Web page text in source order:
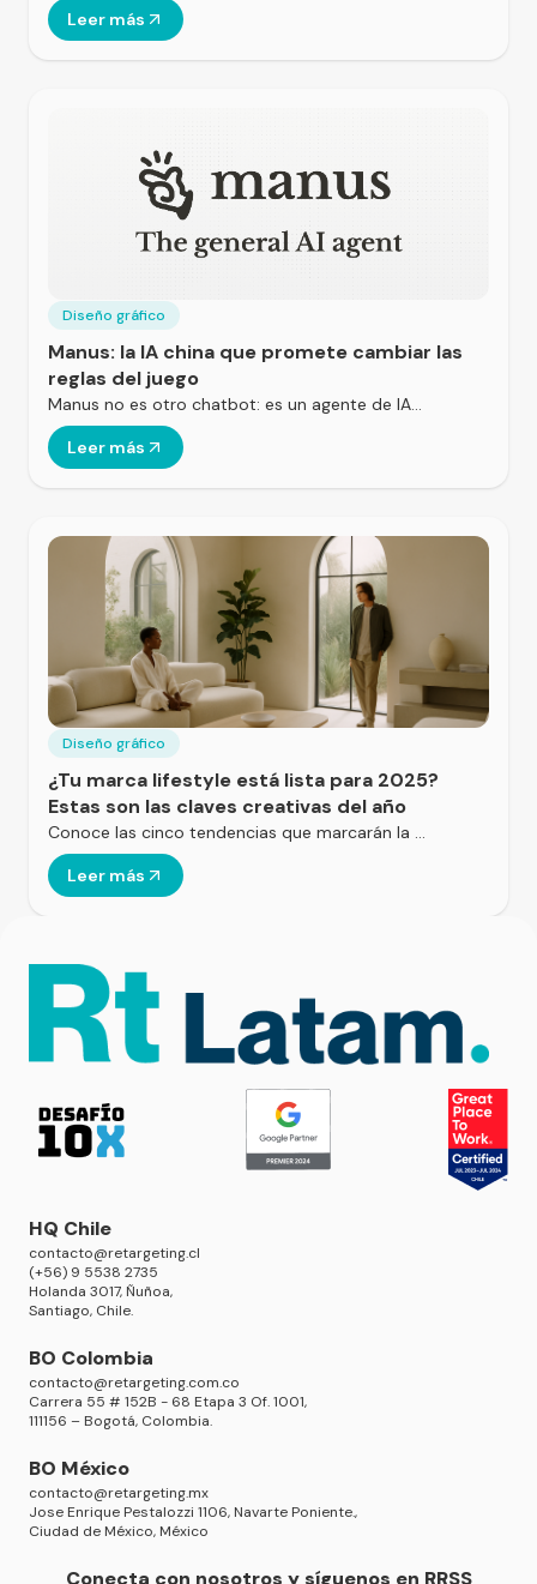
Leer más
Diseño gráfico
Manus: la IA china que promete cambiar las
reglas del juego
Manus no es otro chatbot: es un agente de IA…
Leer más
Diseño gráfico
¿Tu marca lifestyle está lista para 2025?
Estas son las claves creativas del año
Conoce las cinco tendencias que marcarán la …
Leer más
HQ Chile
contacto@retargeting.cl
(+56) 9 5538 2735
Holanda 3017, Ñuñoa,
Santiago, Chile.
BO Colombia
contacto@retargeting.com.co
Carrera 55 # 152B - 68 Etapa 3 Of. 1001,
111156 – Bogotá, Colombia.
BO México
contacto@retargeting.mx
Jose Enrique Pestalozzi 1106, Navarte Poniente.,
Ciudad de México, México
Conecta con nosotros y síguenos en RRSS